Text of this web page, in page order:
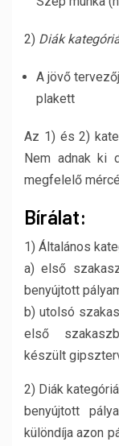
2) Diák
A jövő
plakett
Az 1) és 2)
Nem adnak ki
megfelelő
Bírálat:
1) Általános
a) első
benyújtott
b) utolsó
első
készült
2) Diák
benyújtott
különdíja azon